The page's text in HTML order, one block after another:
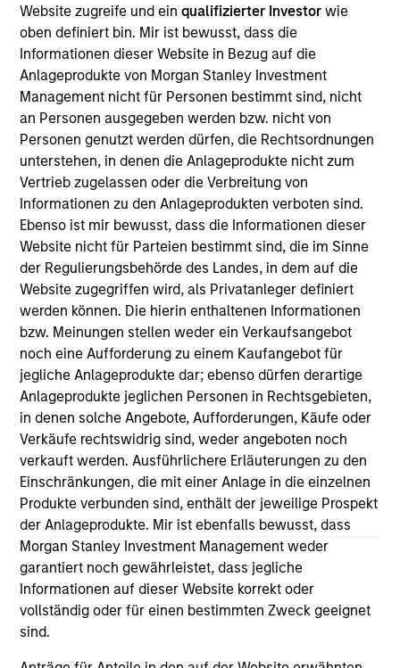
Website zugreife und ein qualifizierter Investor wie
oben definiert bin. Mir ist bewusst, dass die
Informationen dieser Website in Bezug auf die
Anlageprodukte von Morgan Stanley Investment
Management nicht für Personen bestimmt sind, nicht
an Personen ausgegeben werden bzw. nicht von
Personen genutzt werden dürfen, die Rechtsordnungen
unterstehen, in denen die Anlageprodukte nicht zum
Vertrieb zugelassen oder die Verbreitung von
Informationen zu den Anlageprodukten verboten sind.
Ebenso ist mir bewusst, dass die Informationen dieser
Website nicht für Parteien bestimmt sind, die im Sinne
der Regulierungsbehörde des Landes, in dem auf die
Website zugegriffen wird, als Privatanleger definiert
werden können. Die hierin enthaltenen Informationen
bzw. Meinungen stellen weder ein Verkaufsangebot
noch eine Aufforderung zu einem Kaufangebot für
jegliche Anlageprodukte dar; ebenso dürfen derartige
Anlageprodukte jeglichen Personen in Rechtsgebieten,
in denen solche Angebote, Aufforderungen, Käufe oder
Verkäufe rechtswidrig sind, weder angeboten noch
verkauft werden. Ausführlichere Erläuterungen zu den
Einschränkungen, die mit einer Anlage in die einzelnen
Produkte verbunden sind, enthält der jeweilige Prospekt
der Anlageprodukte. Mir ist ebenfalls bewusst, dass
Morgan Stanley Investment Management weder
garantiert noch gewährleistet, dass jegliche
Informationen auf dieser Website korrekt oder
vollständig oder für einen bestimmten Zweck geeignet
sind.
View Site
Investment Teams
Morgan Stanley Energy Partners,Morgan
Stanley Capital Partners
As of July 25, 2025. The above is provided for informational
and educational purposes only. There is no guarantee that
the investment mentioned resulted in positive performance
(for realized holdings), or will perform well in the future (for
current holdings). The trademarks and service marks above
are the property of their respective owners. The information
on this website has not been authorized, sponsored, or
otherwise approved by such owners. By clicking on any
links shown here, you agree that you are navigating to a
third party site. We are providing these hyperlinks to you
only as a convenience and the inclusion of any hyperlink is
not and does not imply any endorsement, approval,
investigation, verification or monitoring by us of any
information contained in any hyperlinked site. In no event
shall we be responsible for the information contained on
the site or your use of such site.